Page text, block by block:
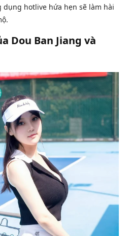
dụng hotlive hứa hẹn sẽ làm hài
Dou Ban Jiang và